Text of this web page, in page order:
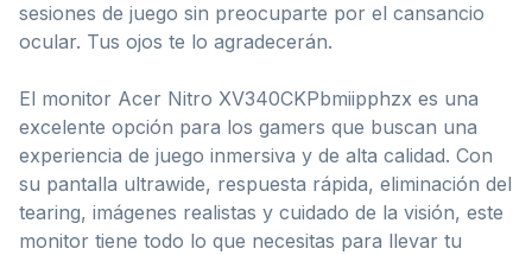
sesiones de juego sin preocuparte por el cansancio
ocular. Tus ojos te lo agradecerán.
El monitor Acer Nitro XV340CKPbmiipphzx es una
excelente opción para los gamers que buscan una
experiencia de juego inmersiva y de alta calidad. Con
su pantalla ultrawide, respuesta rápida, eliminación del
tearing, imágenes realistas y cuidado de la visión, este
monitor tiene todo lo que necesitas para llevar tu